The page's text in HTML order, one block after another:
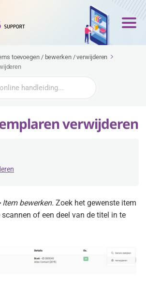
toevoegen / bewerken / verwijderen
verwijderen
Item bewerken. Zoek het gewenste item
of een deel van de titel in te